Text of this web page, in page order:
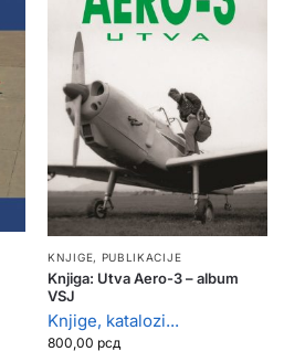
KNJIGE, PUBLIKACIJE
Knjiga: Utva Aero-3 – album
VSJ
Knjige, katalozi...
800,00 рсд